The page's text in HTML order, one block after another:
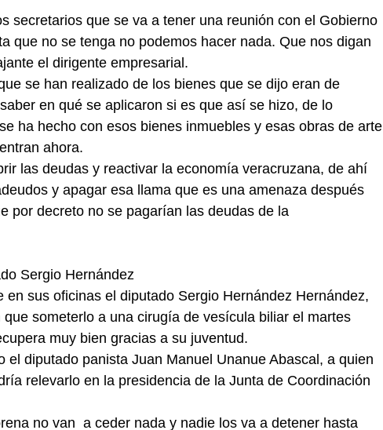
secretarios que se va a tener una reunión con el Gobierno
que no se tenga no podemos hacer nada. Que nos digan
el dirigente empresarial.
se han realizado de los bienes que se dijo eran de
en qué se aplicaron si es que así se hizo, de lo
ha hecho con esos bienes inmuebles y esas obras de arte
ahora.
las deudas y reactivar la economía veracruzana, de ahí
y apagar esa llama que es una amenaza después
por decreto no se pagarían las deudas de la
Sergio Hernández
en sus oficinas el diputado Sergio Hernández Hernández,
someterlo a una cirugía de vesícula biliar el martes
muy bien gracias a su juventud.
el diputado panista Juan Manuel Unanue Abascal, a quien
relevarlo en la presidencia de la Junta de Coordinación
no van  a ceder nada y nadie los va a detener hasta